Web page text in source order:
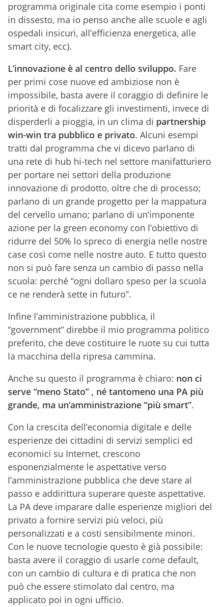
programma originale cita come esempio i ponti
in dissesto, ma io penso anche alle scuole e agli
ospedali insicuri, all’efficienza energetica, alle
smart city, ecc).
L’innovazione è al centro dello sviluppo. Fare
per primi cose nuove ed ambiziose non è
impossibile, basta avere il coraggio di definire le
priorità e di focalizzare gli investimenti, invece di
disperderli a pioggia, in un clima di partnership
win-win tra pubblico e privato. Alcuni esempi
tratti dal programma che vi dicevo parlano di
una rete di hub hi-tech nel settore manifatturiero
per portare nei settori della produzione
innovazione di prodotto, oltre che di processo;
parlano di un grande progetto per la mappatura
del cervello umano; parlano di un’imponente
azione per la green economy con l’obiettivo di
ridurre del 50% lo spreco di energia nelle nostre
case così come nelle nostre auto. E tutto questo
non si può fare senza un cambio di passo nella
scuola: perché “ogni dollaro speso per la scuola
ce ne renderà sette in futuro”.
Infine l’amministrazione pubblica, il
“government” direbbe il mio programma politico
preferito, che deve costituire le ruote su cui tutta
la macchina della ripresa cammina.
Anche su questo il programma è chiaro: non ci
serve “meno Stato” , né tantomeno una PA più
grande, ma un’amministrazione “più smart”.
Con la crescita dell’economia digitale e delle
esperienze dei cittadini di servizi semplici ed
economici su Internet, crescono
esponenzialmente le aspettative verso
l’amministrazione pubblica che deve stare al
passo e addirittura superare queste aspettative.
La PA deve imparare dalle esperienze migliori del
privato a fornire servizi più veloci, più
personalizzati e a costi sensibilmente minori.
Con le nuove tecnologie questo è già possibile:
basta avere il coraggio di usarle come default,
con un cambio di cultura e di pratica che non
può che essere stimolato dal centro, ma
applicato poi in ogni ufficio.